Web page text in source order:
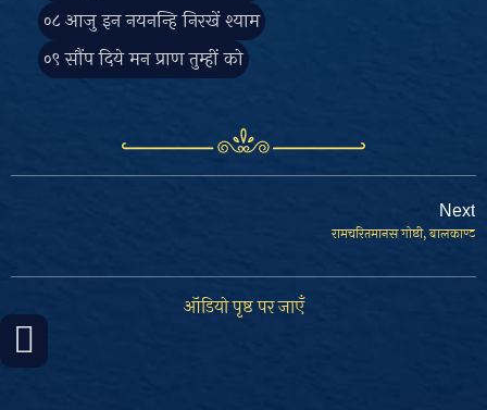
Next
रामचरितमानस गोष्ठी, बालकाण्ड
ऑडियो पृष्ठ पर जाएँ